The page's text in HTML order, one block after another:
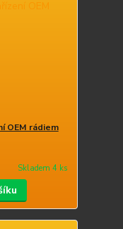
OEM rádiem
Skladem 4 ks